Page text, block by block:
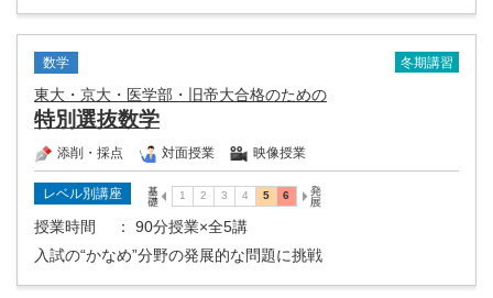
数学 冬期講習
東大・京大・医学部・旧帝大合格のための
特別選抜数学
添削・採点 対面授業 映像授業
レベル別講座
授業時間
： 90分授業×全5講
入試の“かなめ”分野の発展的な問題に挑戦